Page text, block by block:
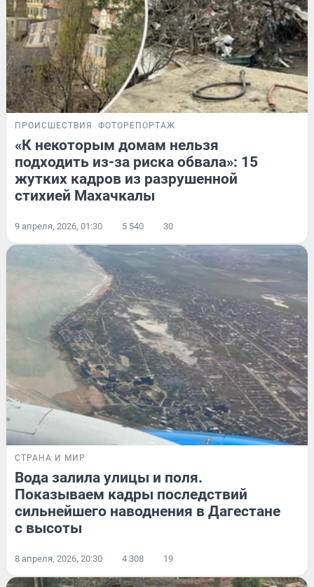
ПРОИСШЕСТВИЯ ФОТОРЕПОРТАЖ
«К некоторым домам нельзя
подходить из-за риска обвала»: 15
жутких кадров из разрушенной
стихией Махачкалы
9 апреля, 2026, 01:30 5 540 30
СТРАНА И МИР
Вода залила улицы и поля.
Показываем кадры последствий
сильнейшего наводнения в Дагестане
с высоты
8 апреля, 2026, 20:30 4 308 19